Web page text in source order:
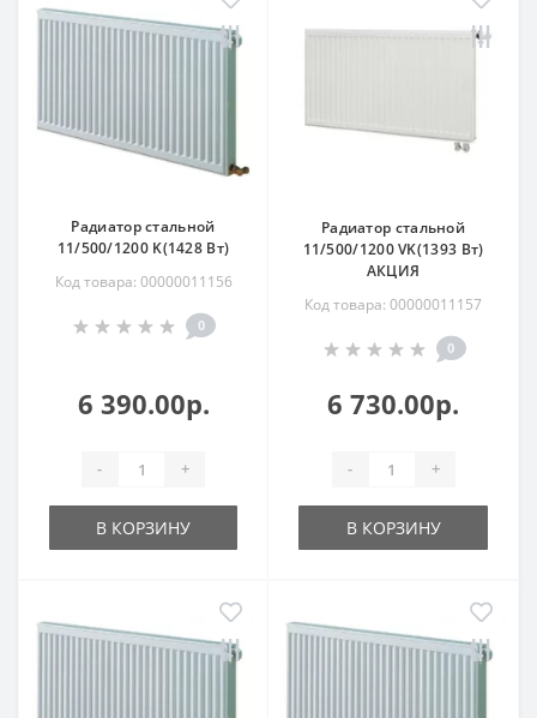
Радиатор стальной
11/500/1200 K(1428 Вт)
Код товара: 00000011156
0
6 390.00р.
- +
В КОРЗИНУ
Радиатор стальной
11/500/1200 VK(1393 Вт)
АКЦИЯ
Код товара: 00000011157
0
6 730.00р.
- +
В КОРЗИНУ